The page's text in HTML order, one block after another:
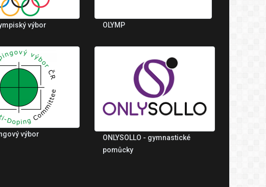
výbor OLYMP
výbor
ONLYSOLLO - gymnastické
pomůcky